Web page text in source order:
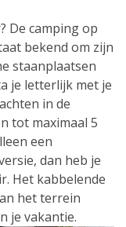
De camping op
bekend om zijn
staanplaatsen
je letterlijk met je
in de
tot maximaal 5
een
dan heb je
Het kabbelende
het terrein
je vakantie.